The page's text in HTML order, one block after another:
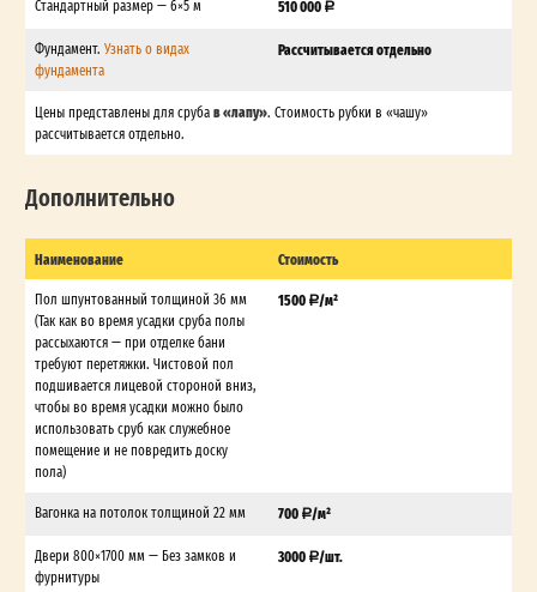
Стандартный размер — 6×5 м 510 000
Фундамент. Узнать о видах
фундамента
Рассчитывается отдельно
Цены представлены для срубав «лапу». Стоимость рубки в «чашу»
рассчитывается отдельно.
Дополнительно
Наименование Стоимость
Пол шпунтованный толщиной 36 мм
(Так как во время усадки сруба полы
рассыхаются — при отделке бани
требуют перетяжки. Чистовой пол
подшивается лицевой стороной вниз,
чтобы во время усадки можно было
использовать сруб как служебное
помещение и не повредить доску
пола)
1500 /м²
Вагонка на потолок толщиной 22 мм 700 /м²
Двери 800×1700 мм — Без замков и
фурнитуры
3000 /шт.